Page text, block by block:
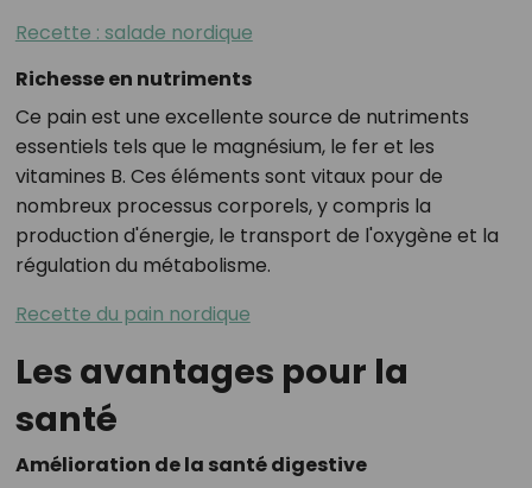
Recette : salade nordique
Richesse en nutriments
Ce pain est une excellente source de nutriments
essentiels tels que le magnésium, le fer et les
vitamines B. Ces éléments sont vitaux pour de
nombreux processus corporels, y compris la
production d'énergie, le transport de l'oxygène et la
régulation du métabolisme.
Recette du pain nordique
Les avantages pour la
santé
Amélioration de la santé digestive